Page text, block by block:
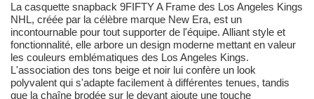
La casquette snapback 9FIFTY A Frame des Los Angeles Kings
NHL, créée par la célèbre marque New Era, est un
incontournable pour tout supporter de l'équipe. Alliant style et
fonctionnalité, elle arbore un design moderne mettant en valeur
les couleurs emblématiques des Los Angeles Kings.
L'association des tons beige et noir lui confère un look
polyvalent qui s'adapte facilement à différentes tenues, tandis
que la chaîne brodée sur le devant ajoute une touche